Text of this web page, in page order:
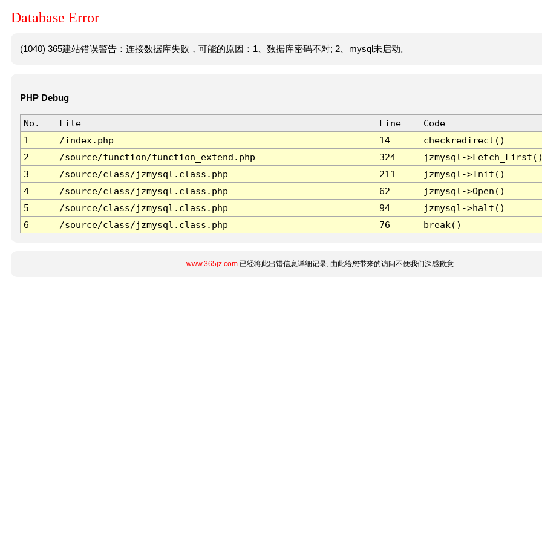
Database Error
(1040) 365建站错误警告：连接数据库失败，可能的原因：1、数据库密码不对; 2、mysql未启动。
PHP Debug
No. File Line
Code
1
/index.php 14
checkredirect()
2
/source/function/function_extend.php 324
jzmysql-
3
/source/class/jzmysql.class.php 211
jzmysql->Init()
4
/source/class/jzmysql.class.php 62
jzmysql->Open()
5
/source/class/jzmysql.class.php 94
jzmysql->halt()
6
/source/class/jzmysql.class.php 76 break()
www.365jz.com已经将此出错信息详细记录, 由此给您带来的访问不便我们深感歉意.